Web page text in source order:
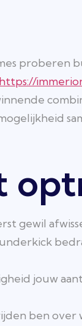
proberen
https://
gewil
jouw
ben